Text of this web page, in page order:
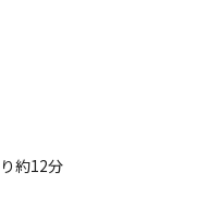
約12分